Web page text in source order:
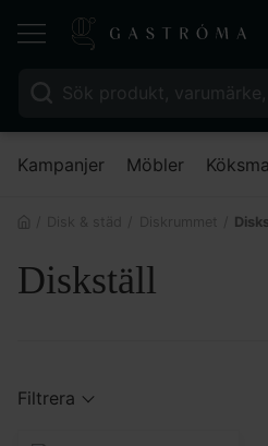
Sök efter:
Kampanjer Möbler
Diskställ
Filtrera